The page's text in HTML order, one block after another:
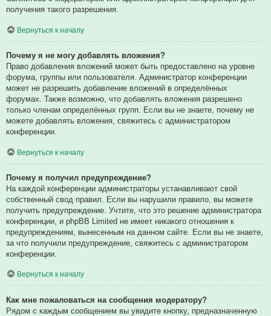
получения такого разрешения.
Вернуться к началу
Почему я не могу добавлять вложения?
Право добавления вложений может быть предоставлено на уровне
форума, группы или пользователя. Администратор конференции
может не разрешить добавление вложений в определённых
форумах. Также возможно, что добавлять вложения разрешено
только членам определённых групп. Если вы не знаете, почему не
можете добавлять вложения, свяжитесь с администратором
конференции.
Вернуться к началу
Почему я получил предупреждение?
На каждой конференции администраторы устанавливают свой
собственный свод правил. Если вы нарушили правило, вы можете
получить предупреждение. Учтите, что это решение администратора
конференции, и phpBB Limited не имеет никакого отношения к
предупреждениям, вынесенным на данном сайте. Если вы не знаете,
за что получили предупреждение, свяжитесь с администратором
конференции.
Вернуться к началу
Как мне пожаловаться на сообщения модератору?
Рядом с каждым сообщением вы увидите кнопку, предназначенную